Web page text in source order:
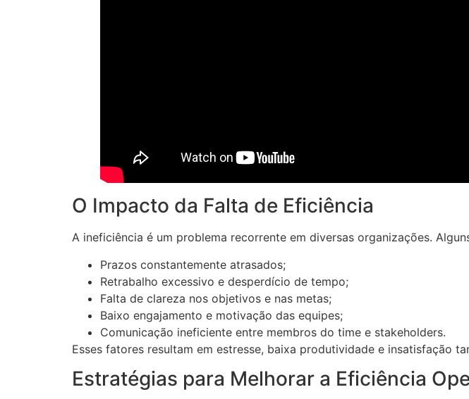
O Impacto da Falta de Eficiência
A ineficiência é um problema recorrente em diversas organizações.
Prazos constantemente atrasados;
Retrabalho excessivo e desperdício de tempo;
Falta de clareza nos objetivos e nas metas;
Baixo engajamento e motivação das equipes;
Comunicação ineficiente entre membros do time e stakeholders.
Esses fatores resultam em estresse, baixa produtividade e insatisfação
Estratégias para Melhorar a Eficiência